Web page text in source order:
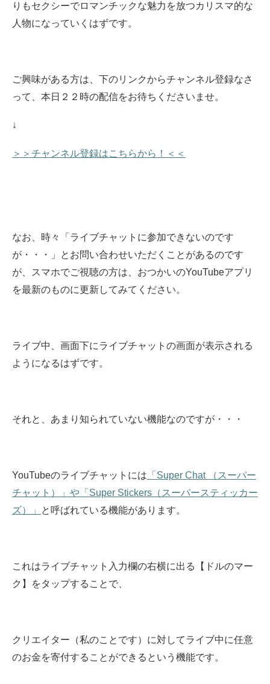
りもセクシーでロマンチックな魅力を放つカリスマ的な
人物になっていくはずです。
ご興味がある方は、下のリンクからチャンネル登録なさ
って、本日２２時の配信をお待ちくださいませ。
↓
＞＞チャンネル登録はこちらから！＜＜
なお、時々「ライブチャットに参加できないのです
が・・・」とお問い合わせいただくことがあるのです
が、スマホでご視聴の方は、おつかいのYouTubeアプリ
を最新のものに更新してみてください。
ライブ中、画面下にライブチャットの画面が表示される
ようになるはずです。
それと、あまり知られていない機能なのですが・・・
YouTubeのライブチャットには 「Super Chat （スーパー
チャット）」や「Super Stickers（スーパースティッカー
ズ）」
と呼ばれている機能があります。
これはライブチャット入力欄の右横に出る【ドルのマー
ク】をタップすることで、
クリエイター（私のことです）に対してライブ中に任意
のお金を寄付することができるという機能です。